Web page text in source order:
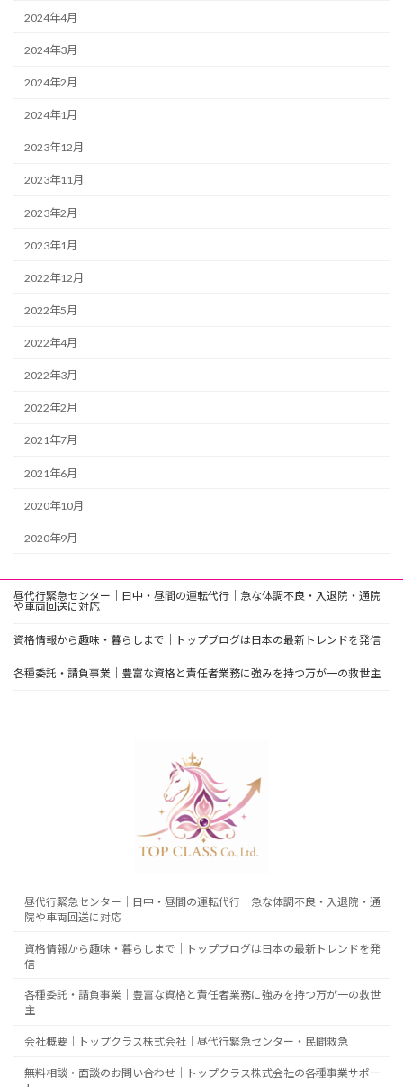
2024年4月
2024年3月
2024年2月
2024年1月
2023年12月
2023年11月
2023年2月
2023年1月
2022年12月
2022年5月
2022年4月
2022年3月
2022年2月
2021年7月
2021年6月
2020年10月
2020年9月
昼代行緊急センター｜日中・昼間の運転代行｜急な体調不良・入退院・通院
や車両回送に対応
資格情報から趣味・暮らしまで｜トップブログは日本の最新トレンドを発信
各種委託・請負事業｜豊富な資格と責任者業務に強みを持つ万が一の救世主
昼代行緊急センター｜日中・昼間の運転代行｜急な体調不良・入退院・通
院や車両回送に対応
資格情報から趣味・暮らしまで｜トップブログは日本の最新トレンドを発
信
各種委託・請負事業｜豊富な資格と責任者業務に強みを持つ万が一の救世
主
会社概要｜トップクラス株式会社｜昼代行緊急センター・民間救急
無料相談・面談のお問い合わせ｜トップクラス株式会社の各種事業サポー